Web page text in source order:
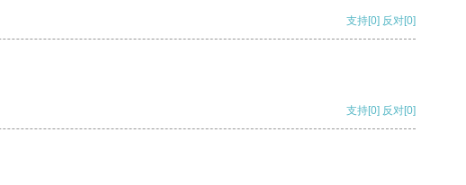
支持[0] 反对[0]
支持[0] 反对[0]